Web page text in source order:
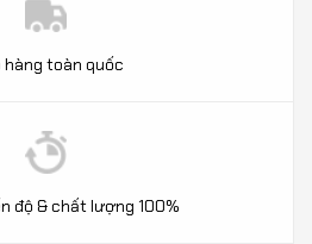
hàng toàn quốc
độ & chất lượng 100%